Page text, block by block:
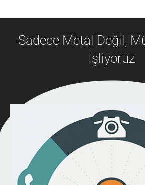
Sadece Metal Değil,
İşliyoruz